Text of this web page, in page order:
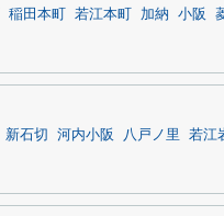
稲田本町 若江本町 加納 小阪
新石切 河内小阪 八戸ノ里
若江